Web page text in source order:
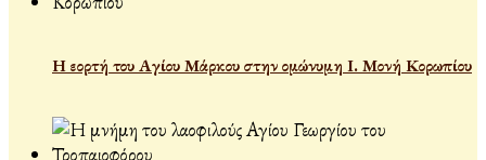
Η εορτή του Αγίου Μάρκου στην ομώνυμη Ι. Μονή Κορωπίου